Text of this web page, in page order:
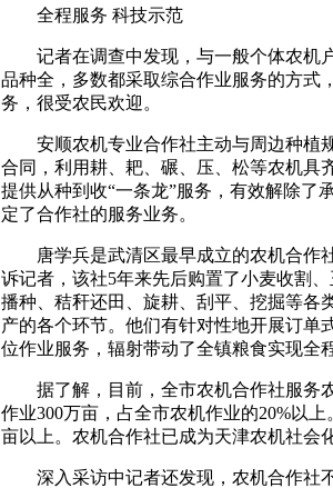
全程服务 科技示范
记者在调查中发现，与一般个体农机
品种全，多数都采取综合作业服务的方式
务，很受农民欢迎。
安顺农机专业合作社主动与周边种植
合同，利用耕、耙、碾、压、松等农机具
提供从种到收“一条龙”服务，有效解除了
定了合作社的服务业务。
唐学兵是武清区最早成立的农机合作
诉记者，该社5年来先后购置了小麦收割
播种、秸秆还田、旋耕、刮平、挖掘等各
产的各个环节。他们有针对性地开展订单
位作业服务，辐射带动了全镇粮食实现全
据了解，目前，全市农机合作社服务
作业300万亩，占全市农机作业的20%以
亩以上。农机合作社已成为天津农机社会
深入采访中记者还发现，农机合作社